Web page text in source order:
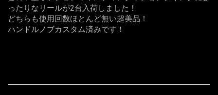
ったりなリールが2台入荷しました！
どちらも使用回数ほとんど無い超美品！
ハンドルノブカスタム済みです！